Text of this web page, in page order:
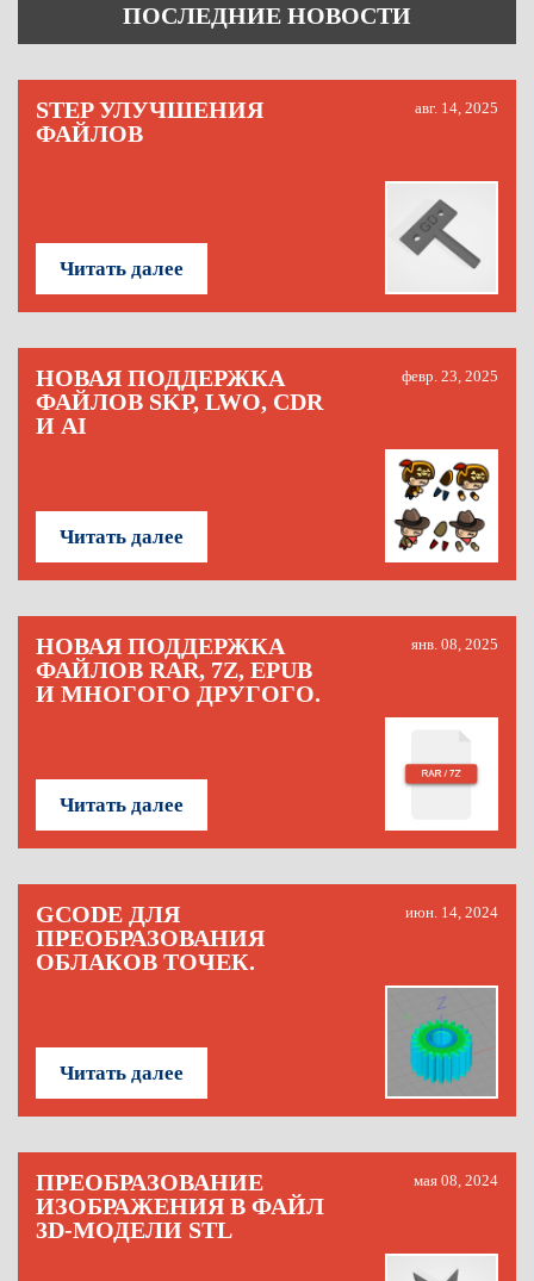
ПОСЛЕДНИЕ НОВОСТИ
STEP УЛУЧШЕНИЯ
ФАЙЛОВ
авг. 14, 2025
Читать далее
НОВАЯ ПОДДЕРЖКА
ФАЙЛОВ SKP, LWO, CDR
И AI
февр. 23, 2025
Читать далее
НОВАЯ ПОДДЕРЖКА
ФАЙЛОВ RAR, 7Z, EPUB
И МНОГОГО ДРУГОГО.
янв. 08, 2025
Читать далее
GCODE ДЛЯ
ПРЕОБРАЗОВАНИЯ
ОБЛАКОВ ТОЧЕК.
июн. 14, 2024
Читать далее
ПРЕОБРАЗОВАНИЕ
ИЗОБРАЖЕНИЯ В ФАЙЛ
3D-МОДЕЛИ STL
мая 08, 2024